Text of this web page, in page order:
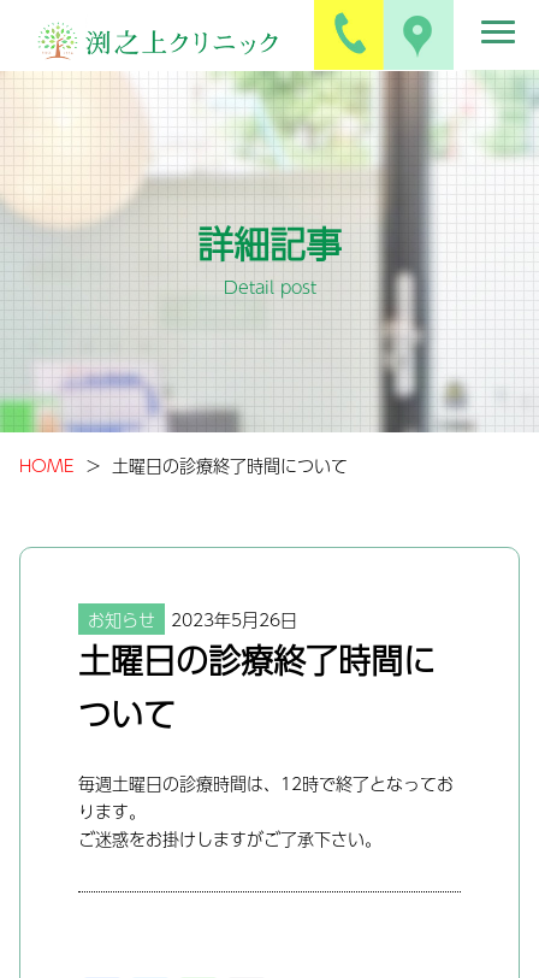
詳細記事
Detail post
HOME 土曜日の診療終了時間について
お知らせ 2023年5月26日
土曜日の診療終了時間に
ついて
毎週土曜日の診療時間は、12時で終了となってお
ります。
ご迷惑をお掛けしますがご了承下さい。